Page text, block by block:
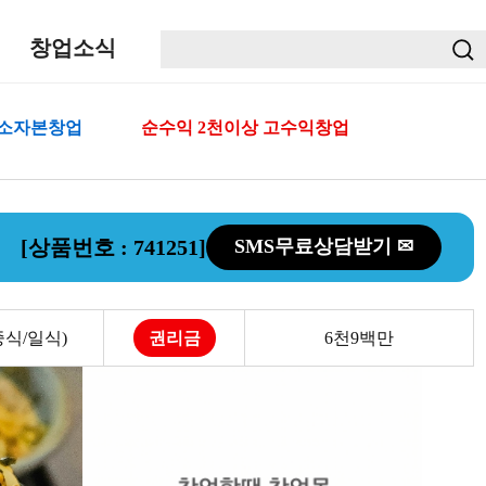
창업소식
자본창업 순수익 2천이상 고수익창업
[상품번호 : 741251] SMS무료상담받기 ✉
식/일식) 권리금 6천9백만